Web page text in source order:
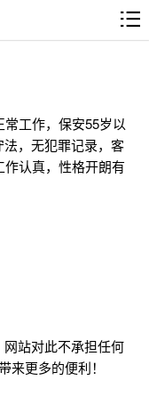
工作，保安55岁以
，无犯罪记录，客
认真，性格开朗有
站对此不承担任何
来更多的便利！